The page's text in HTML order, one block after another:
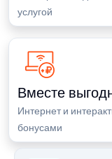
услугой
Вместе
Интернет и
бонусами